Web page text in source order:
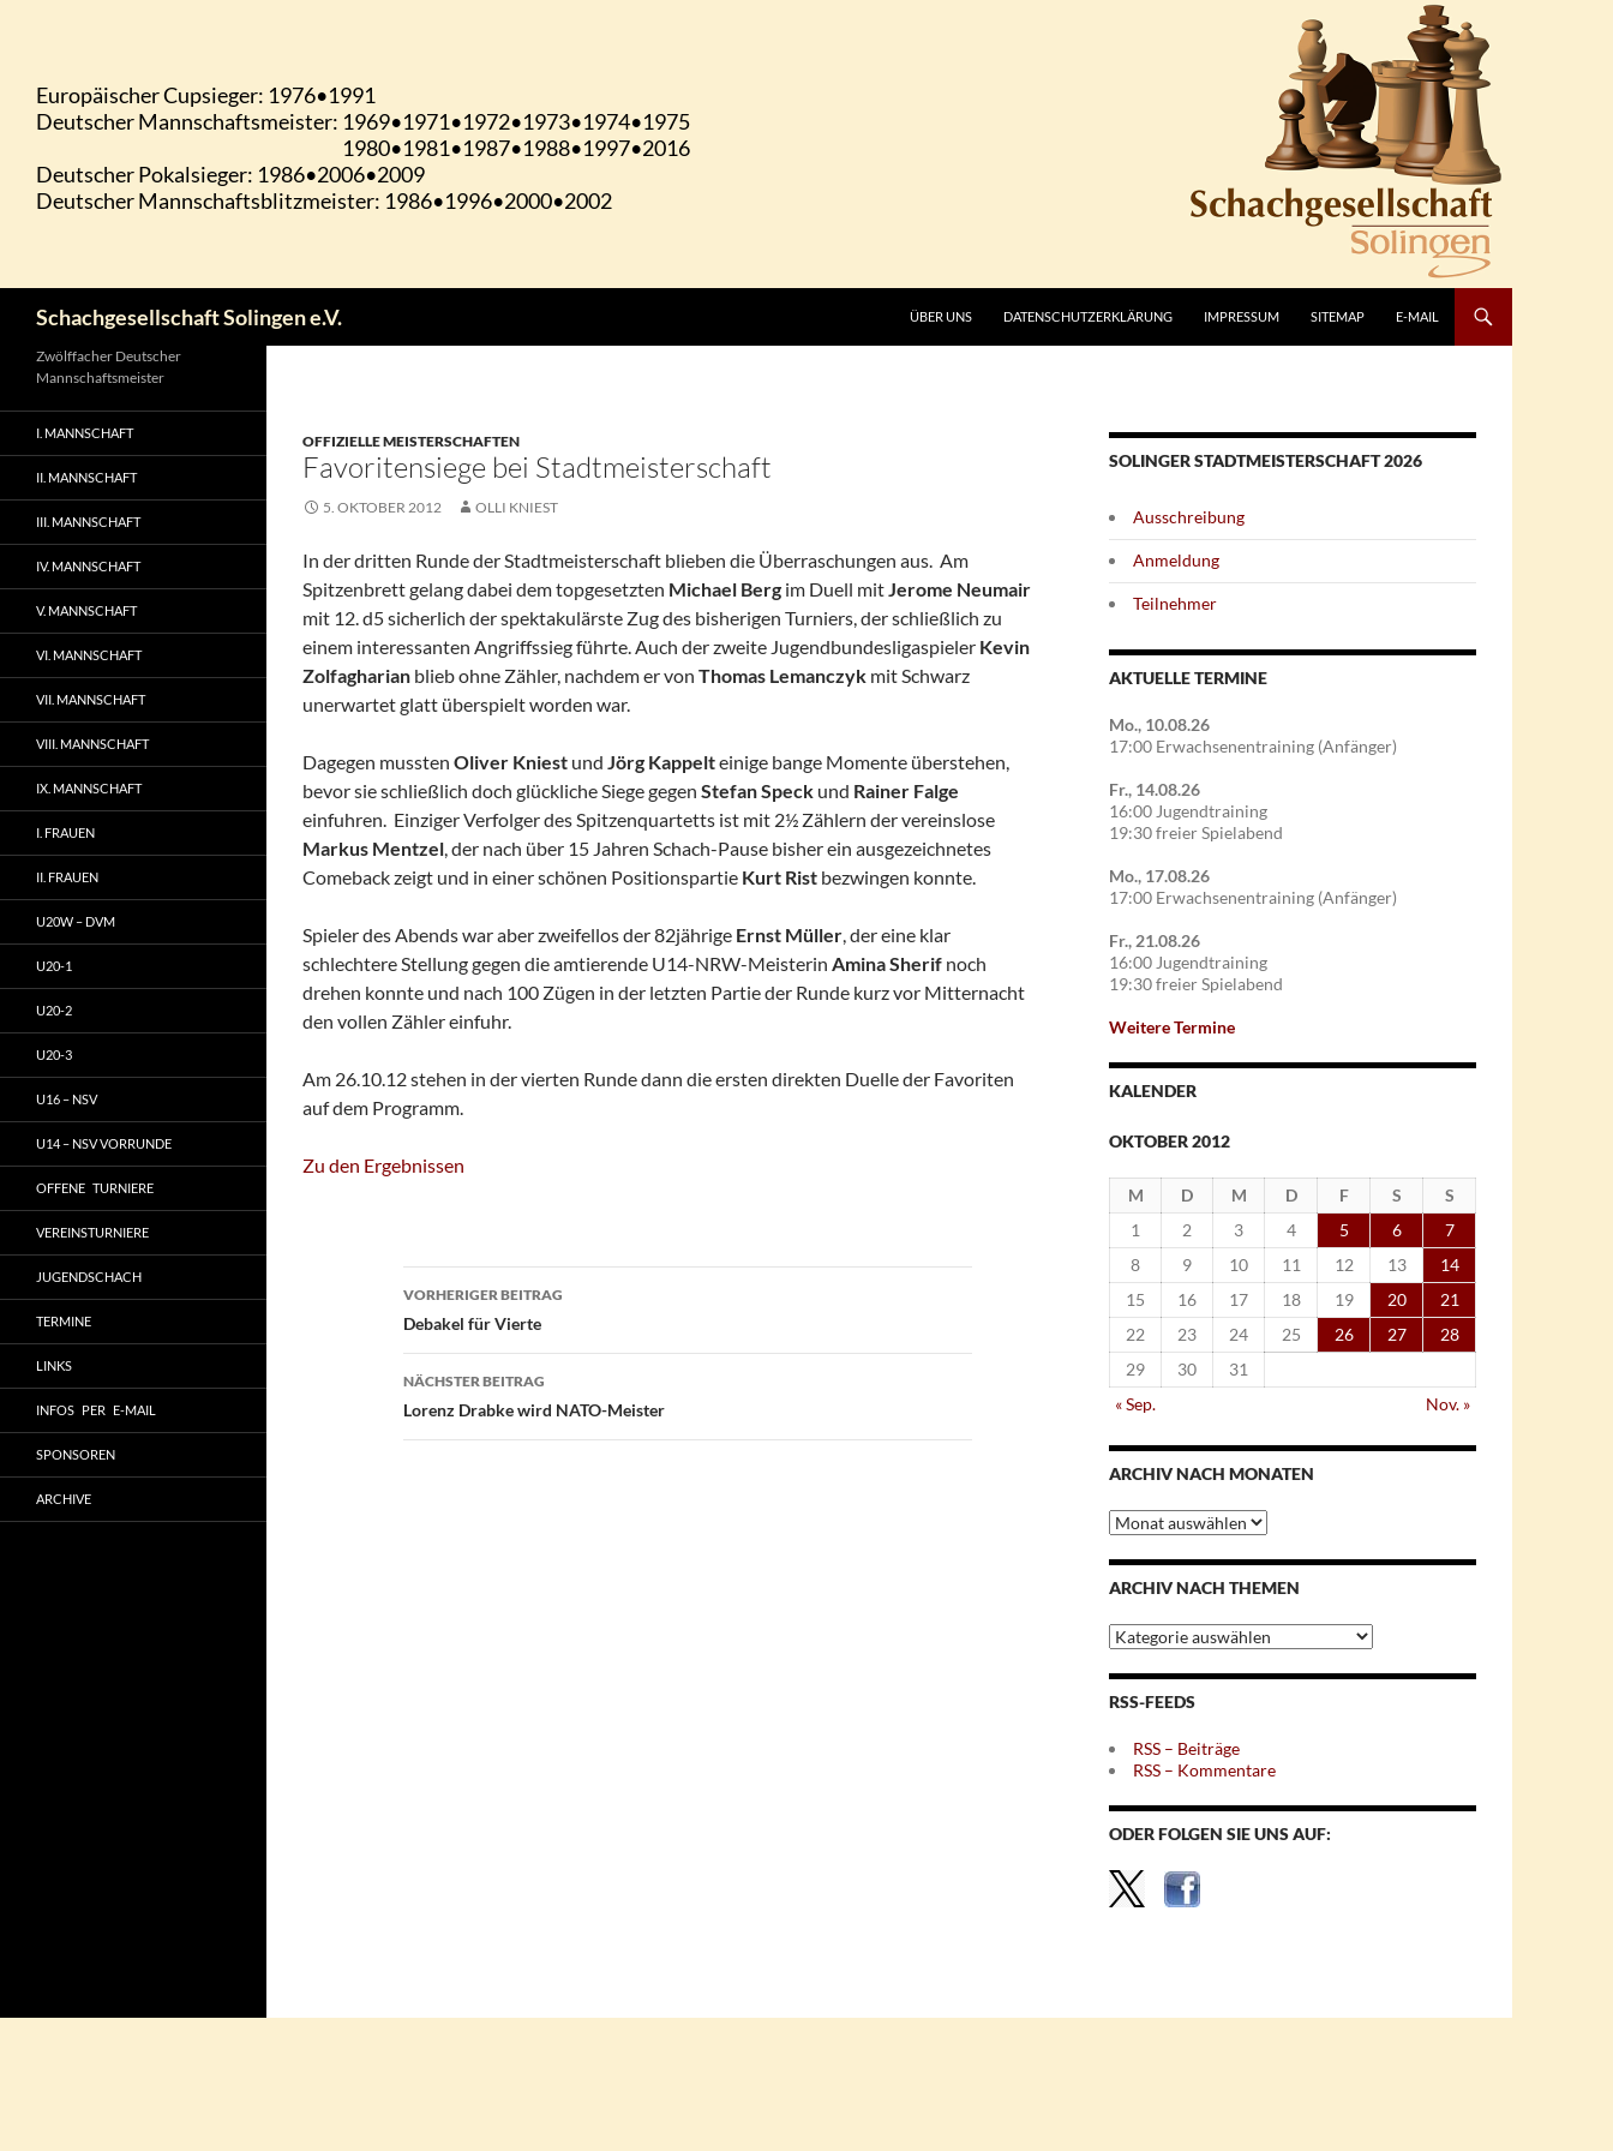
Schachgesellschaft Solingen e.V. ÜBER UNS DATENSCHUTZERKLÄRUNG IMPRESSUM SITEMAP E-MAIL
OFFIZIELLE MEISTERSCHAFTEN
Favoritensiege bei Stadtmeisterschaft
5. OKTOBER 2012 OLLI KNIEST
In der dritten Runde der Stadtmeisterschaft blieben die Überraschungen aus. Am
Spitzenbrett gelang dabei dem topgesetzten Michael Berg im Duell mitJerome Neumair
mit 12. d5 sicherlich der spektakulärste Zug des bisherigen Turniers, der schließlich zu
einem interessanten Angriffssieg führte. Auch der zweite Jugendbundesligaspieler Kevin
Zolfagharian blieb ohne Zähler, nachdem er von Thomas Lemanczyk mit Schwarz
unerwartet glatt überspielt worden war.
Dagegen mussten Oliver Kniest und Jörg Kappelteinige bange Momente überstehen,
bevor sie schließlich doch glückliche Siege gegen Stefan Speck und Rainer Falge
einfuhren. Einziger Verfolger des Spitzenquartetts ist mit 2½ Zählern der vereinslose
Markus Mentzel, der nach über 15 Jahren Schach-Pause bisher ein ausgezeichnetes
Comeback zeigt und in einer schönen Positionspartie Kurt Rist bezwingen konnte.
Spieler des Abends war aber zweifellos der 82jährige Ernst Müller, der eine klar
schlechtere Stellung gegen die amtierende U14-NRW-Meisterin Amina Sherif noch
drehen konnte und nach 100 Zügen in der letzten Partie der Runde kurz vor Mitternacht
den vollen Zähler einfuhr.
Am 26.10.12 stehen in der vierten Runde dann die ersten direkten Duelle der Favoriten
auf dem Programm.
Zu den Ergebnissen
Beitragsnavigation
VORHERIGER BEITRAG
Debakel für Vierte
NÄCHSTER BEITRAG
Lorenz Drabke wird NATO-Meister
SOLINGER STADTMEISTERSCHAFT 2026
Ausschreibung
Anmeldung
Teilnehmer
AKTUELLE TERMINE
Mo., 10.08.26
17:00 Erwachsenentraining (Anfänger)
Fr., 14.08.26
16:00 Jugendtraining
19:30 freier Spielabend
Mo., 17.08.26
17:00 Erwachsenentraining (Anfänger)
Fr., 21.08.26
16:00 Jugendtraining
19:30 freier Spielabend
Weitere Termine
KALENDER
OKTOBER 2012
M D M D F S
S
1
2 3 4 5 6
7
8
9 10 11 12 13
14
15
16 17 18 19 20
21
22
23 24 25 26 27
28
29
30
31
« Sep.
Nov. »
ARCHIV NACH MONATEN
Archiv
nach
Monaten
ARCHIV NACH THEMEN
Archiv
nach
Themen
RSS-FEEDS
RSS – Beiträge
RSS – Kommentare
ODER FOLGEN SIE UNS AUF:
Zwölffacher Deutscher
Mannschaftsmeister
I. MANNSCHAFT
II. MANNSCHAFT
III. MANNSCHAFT
IV. MANNSCHAFT
V. MANNSCHAFT
VI. MANNSCHAFT
VII. MANNSCHAFT
VIII. MANNSCHAFT
IX. MANNSCHAFT
I. FRAUEN
II. FRAUEN
U20W – DVM
U20-1
U20-2
U20-3
U16 – NSV
U14 – NSV VORRUNDE
OFFENE TURNIERE
VEREINSTURNIERE
JUGENDSCHACH
TERMINE
LINKS
INFOS PER E-MAIL
SPONSOREN
ARCHIVE